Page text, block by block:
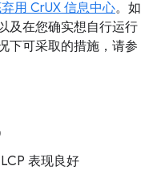
用 CrUX 信息中心。如
及在您确实想自行运行
下可采取的措施，请参
表现良好